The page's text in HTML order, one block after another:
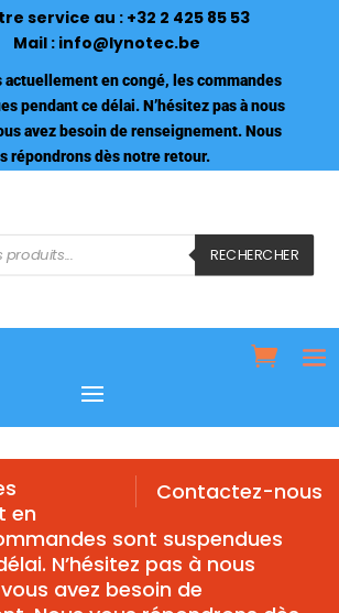
service au : +32 2 425 85 53
Mail : info@lynotec.be
actuellement en congé, les commandes
pendant ce délai. N’hésitez pas à nous
avez besoin de renseignement. Nous
répondrons dès notre retour.
RECHERCHER
Contactez-nous
en
sont suspendues
N’hésitez pas à nous
avez besoin de